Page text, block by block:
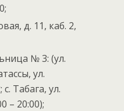
д. 11, каб. 2,
№ 3: (ул.
ул.
Табага, ул.
– 20:00);